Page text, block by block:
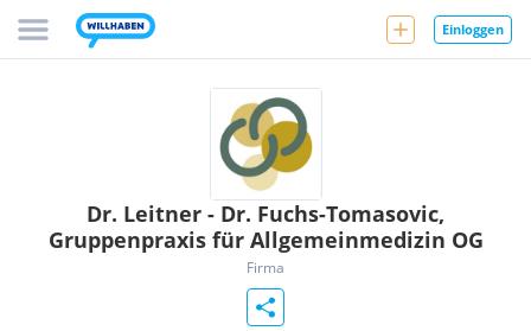
Einloggen
Dr. Leitner - Dr. Fuchs-Tomasovic,
Gruppenpraxis für Allgemeinmedizin OG
Firma